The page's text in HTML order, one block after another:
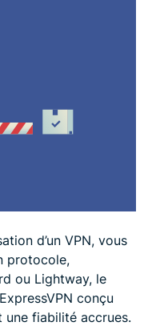
VPN
d’un VPN, vous
protocole,
ou Lightway, le
conçu
fiabilité accrues.